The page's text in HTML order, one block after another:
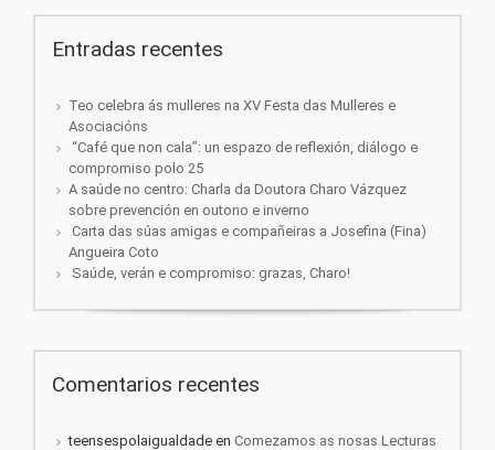
Entradas recentes
Teo celebra ás mulleres na XV Festa das Mulleres e
Asociacións
“Café que non cala”: un espazo de reflexión, diálogo e
compromiso polo 25
A saúde no centro: Charla da Doutora Charo Vázquez
sobre prevención en outono e inverno
Carta das súas amigas e compañeiras a Josefina (Fina)
Angueira Coto
Saúde, verán e compromiso: grazas, Charo!
Comentarios recentes
teensespolaigualdade en Comezamos as nosas Lecturas